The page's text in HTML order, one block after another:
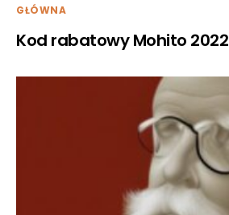
GŁÓWNA
Kod rabatowy Mohito 2022